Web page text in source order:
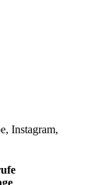
Instagram,